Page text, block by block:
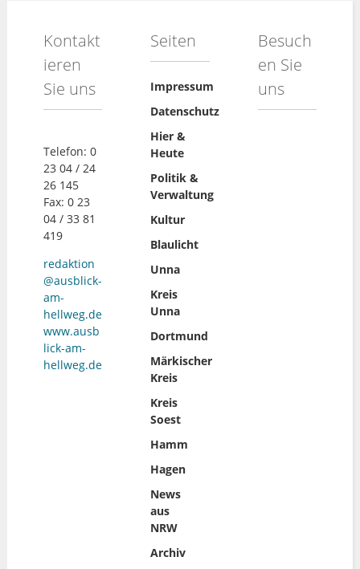
Kontakt
ieren
Sie uns
Telefon: 0
23 04 / 24
26 145
Fax: 0 23
04 / 33 81
419
redaktion
@ausblick-
am-
hellweg.de
www.ausb
lick-am-
hellweg.de
Seiten
Impressum
Datenschutz
Hier &
Heute
Politik &
Verwaltung
Kultur
Blaulicht
Unna
Kreis
Unna
Dortmund
Märkischer
Kreis
Kreis
Soest
Hamm
Hagen
News
aus
NRW
Archiv
Besuch
en Sie
uns